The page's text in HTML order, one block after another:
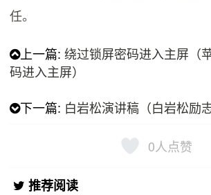
任。
上一篇:绕过锁屏密码进入主屏（
码进入主屏）
下一篇: 白岩松演讲稿（白岩松励
0人点赞
推荐阅读